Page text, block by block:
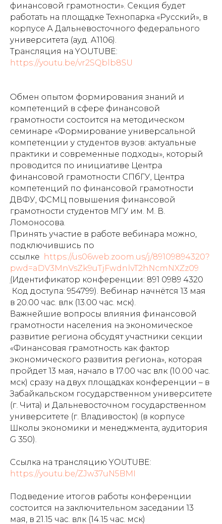
финансовой грамотности». Секция будет
работать на площадке Технопарка «Русский», в
корпусе А Дальневосточного федерального
университета (ауд. А1106).
Трансляция на YOUTUBE:
https://youtu.be/vr2SQblb8SU
Обмен опытом формирования знаний и
компетенций в сфере финансовой
грамотности состоится на методическом
семинаре «Формирование универсальной
компетенции у студентов вузов: актуальные
практики и современные подходы», который
проводится по инициативе Центра
финансовой грамотности СПбГУ, Центра
компетенций по финансовой грамотности
ДВФУ, ФСМЦ повышения финансовой
грамотности студентов МГУ им. М. В.
Ломоносова.
Принять участие в работе вебинара можно,
подключившись по
ссылке
https://us06web.zoom.us/j/89109894320?
pwd=aDV3MnVsZk9uTjFwdnlvT2hNcmNXZz09
(Идентификатор конференции: 891 0989 4320
Код доступа: 954799). Вебинар начнётся 13 мая
в 20.00 час. влк (13.00 час. мск).
Важнейшие вопросы влияния финансовой
грамотности населения на экономическое
развитие региона обсудят участники секции
«Финансовая грамотность как фактор
экономического развития региона», которая
пройдет 13 мая, начало в 17.00 час влк (10.00 час.
мск) сразу на двух площадках конференции – в
Забайкальском государственном университете
(г. Чита) и Дальневосточном государственном
университете (г. Владивосток) (в корпусе
Школы экономики и менеджмента, аудитория
G 350).
Ссылка на трансляцию YOUTUBE:
https://youtu.be/ZJw37uN5BMI
Подведение итогов работы конференции
состоится на заключительном заседании 13
мая, в 21.15 час. влк (14.15 час. мск)